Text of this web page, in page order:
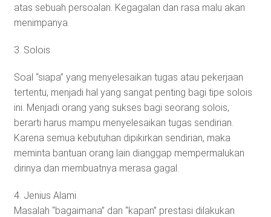
atas sebuah persoalan. Kegagalan dan rasa malu akan
menimpanya.
3. Solois
Soal “siapa” yang menyelesaikan tugas atau pekerjaan
tertentu, menjadi hal yang sangat penting bagi tipe solois
ini. Menjadi orang yang sukses bagi seorang solois,
berarti harus mampu menyelesaikan tugas sendirian.
Karena semua kebutuhan dipikirkan sendirian, maka
meminta bantuan orang lain dianggap mempermalukan
dirinya dan membuatnya merasa gagal.
4. Jenius Alami
Masalah “bagaimana” dan “kapan” prestasi dilakukan